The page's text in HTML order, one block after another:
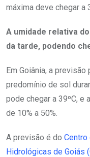
máxima deve chegar a
A umidade relativa
da tarde, podendo
Em Goiânia, a
predomínio de sol
pode chegar a 39ºC, e
de 10% a 50%.
A previsão é do
Hidrológicas de Goiás